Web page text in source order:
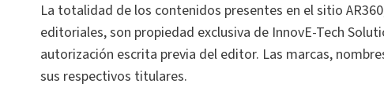
La totalidad de los contenidos presentes en el sitio
editoriales, son propiedad exclusiva de InnovE-Tech
autorización escrita previa del editor. Las marcas,
sus respectivos titulares.